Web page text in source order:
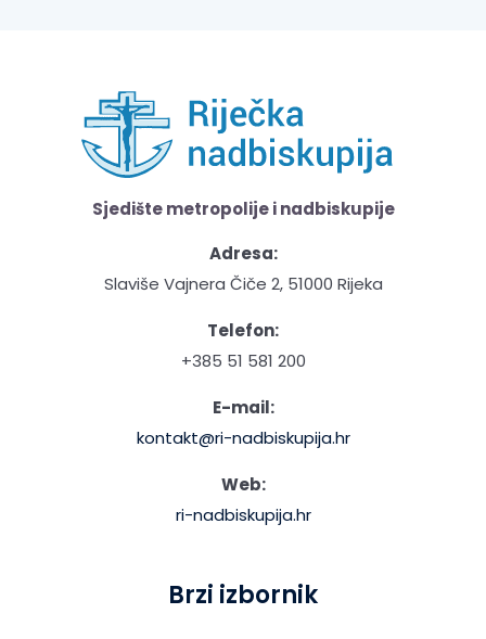
Sjedište metropolije i nadbiskupije
Adresa:
Slaviše Vajnera Čiče 2, 51000 Rijeka
Telefon:
+385 51 581 200
E-mail:
kontakt@ri-nadbiskupija.hr
Web:
ri-nadbiskupija.hr
Brzi izbornik